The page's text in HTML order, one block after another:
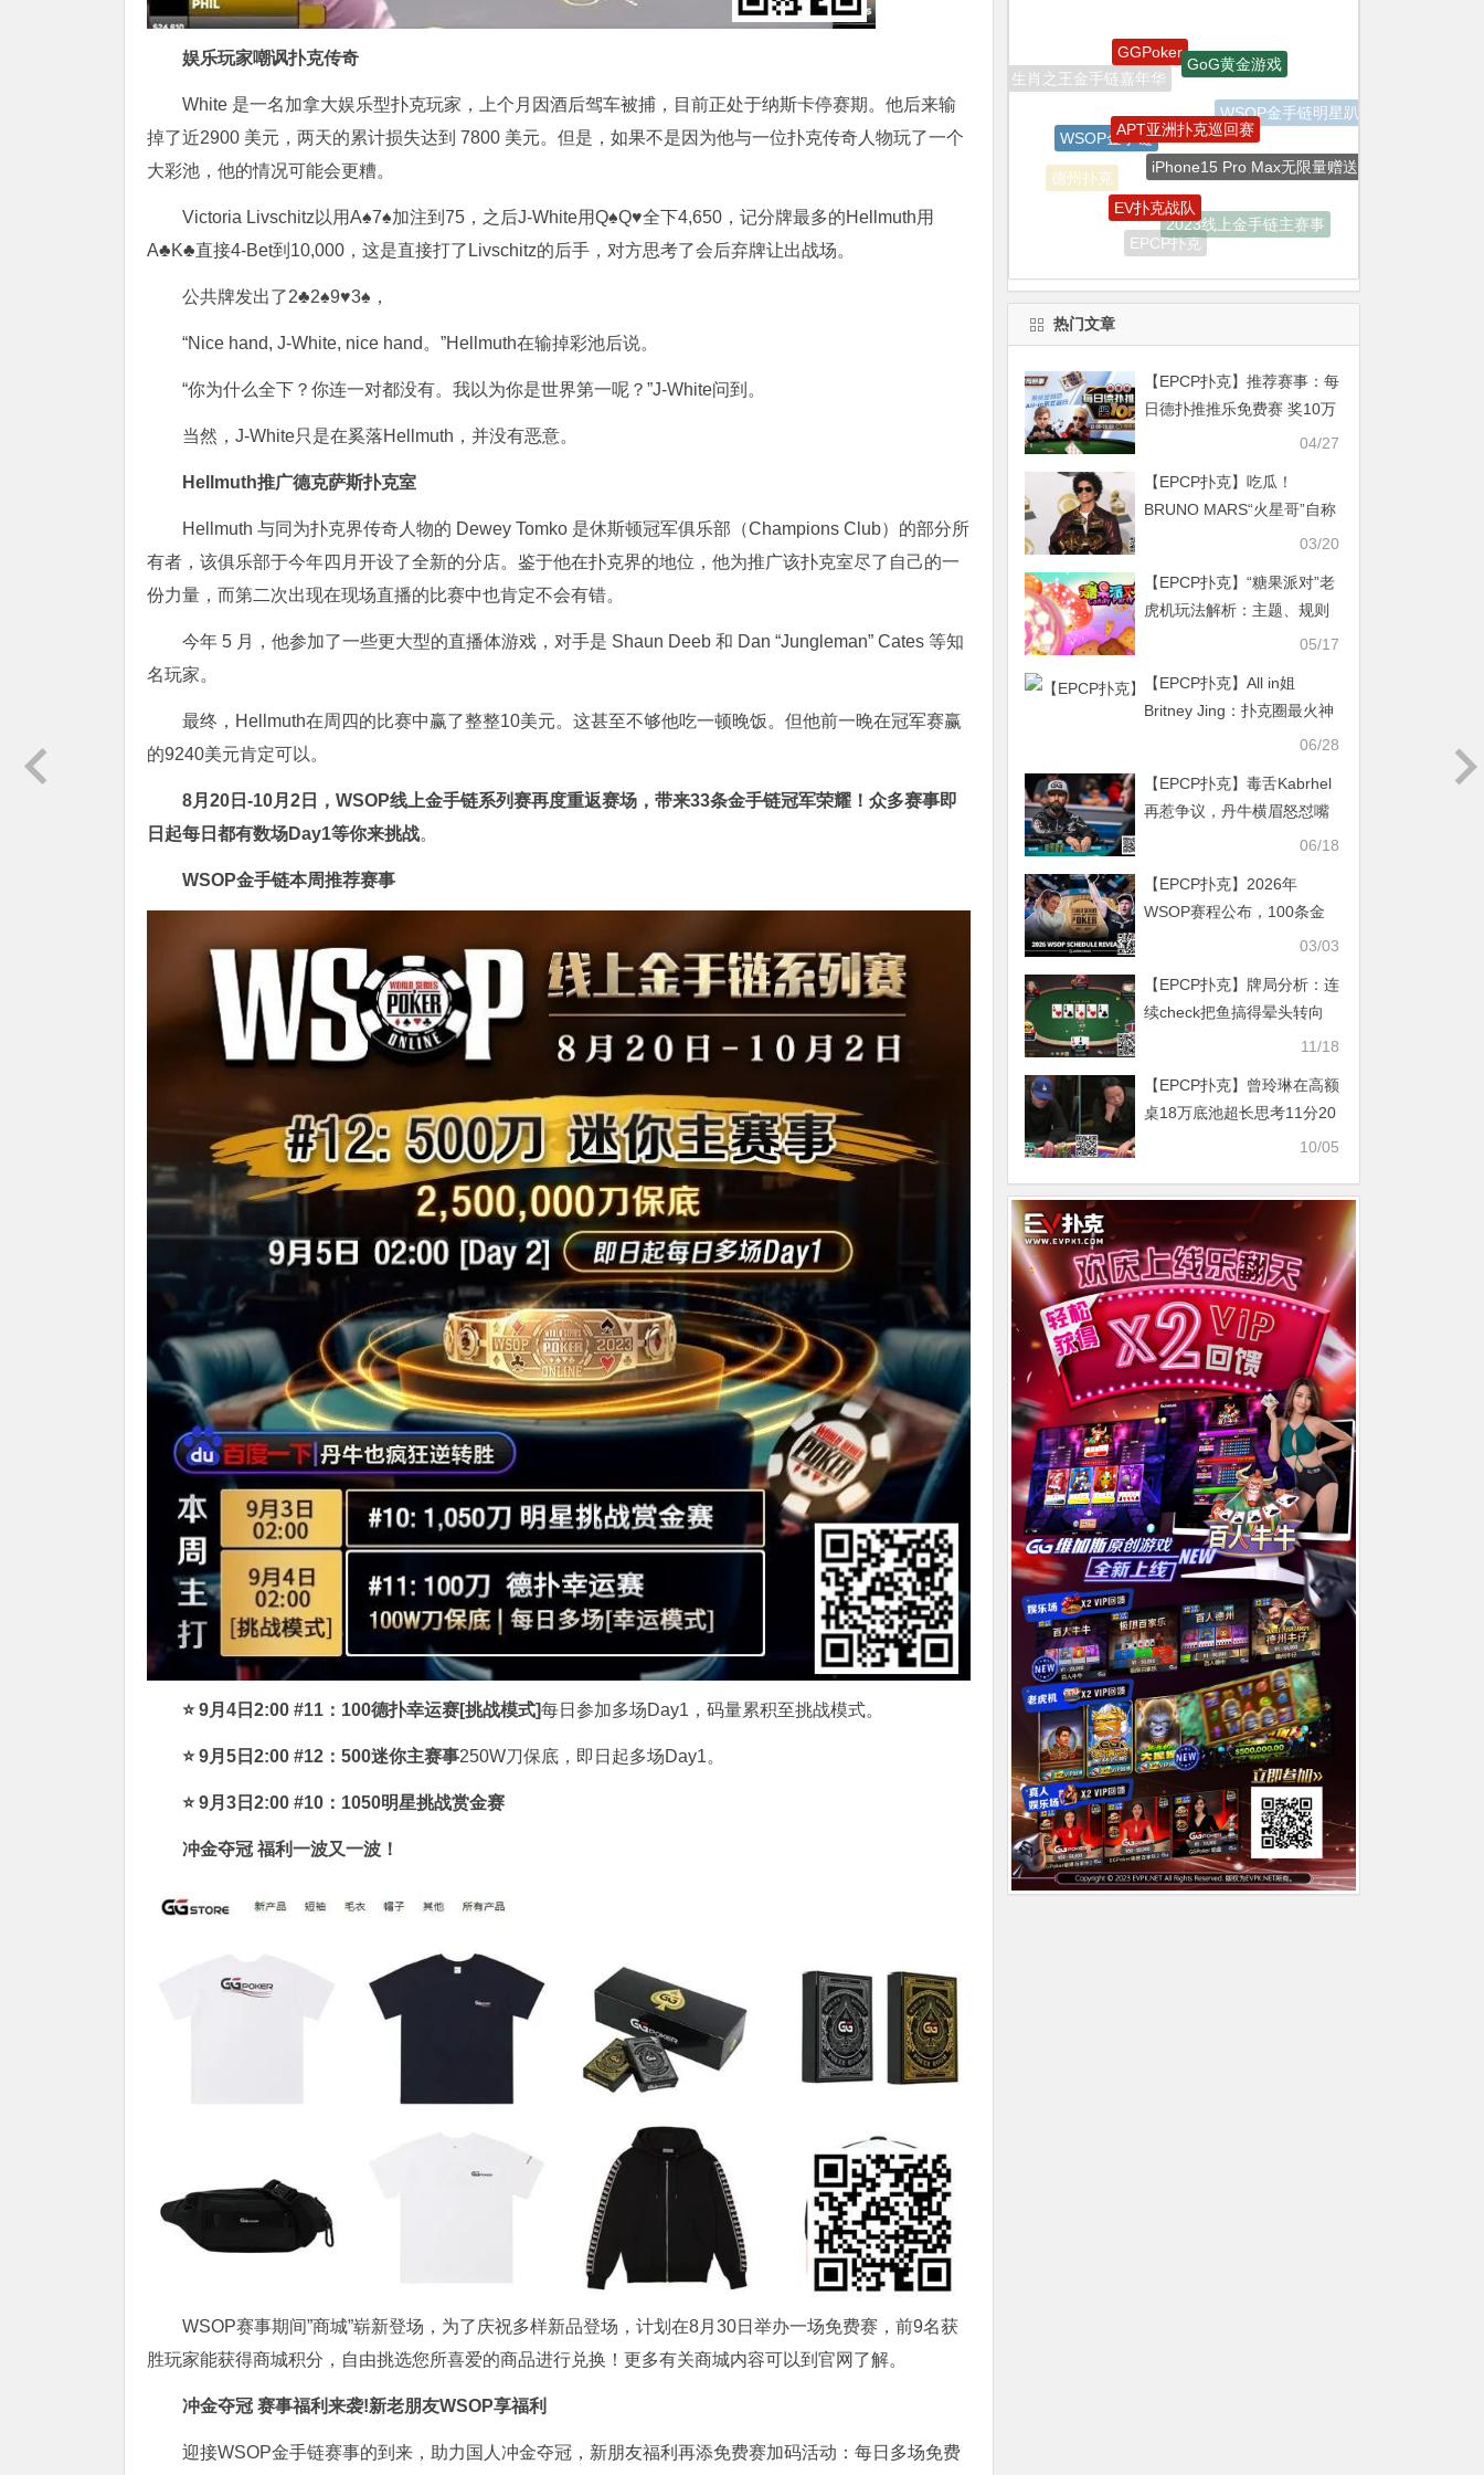
娱乐玩家嘲讽扑克传奇
White 是一名加拿大娱乐型扑克玩家，上个月因酒后驾车被捕，目前正处于纳斯卡停赛期。他后来输
掉了近2900 美元，两天的累计损失达到 7800 美元。但是，如果不是因为他与一位扑克传奇人物玩了一个
大彩池，他的情况可能会更糟。
Victoria Livschitz以用A♠7♠加注到75，之后J-White用Q♠Q♥全下4,650，记分牌最多的Hellmuth用
A♣K♣直接4-Bet到10,000，这是直接打了Livschitz的后手，对方思考了会后弃牌让出战场。
公共牌发出了2♣2♠9♥3♠，
“Nice hand, J-White, nice hand。”Hellmuth在输掉彩池后说。
“你为什么全下？你连一对都没有。我以为你是世界第一呢？”J-White问到。
当然，J-White只是在奚落Hellmuth，并没有恶意。
Hellmuth推广德克萨斯扑克室
Hellmuth 与同为扑克界传奇人物的 Dewey Tomko 是休斯顿冠军俱乐部（Champions Club）的部分所
有者，该俱乐部于今年四月开设了全新的分店。鉴于他在扑克界的地位，他为推广该扑克室尽了自己的一
份力量，而第二次出现在现场直播的比赛中也肯定不会有错。
今年 5 月，他参加了一些更大型的直播体游戏，对手是 Shaun Deeb 和 Dan “Jungleman” Cates 等知
名玩家。
最终，Hellmuth在周四的比赛中赢了整整10美元。这甚至不够他吃一顿晚饭。但他前一晚在冠军赛赢
的9240美元肯定可以。
8月20日-10月2日， WSOP线上金手链系列赛再度重返赛场 ，带来33条金手链冠军荣耀！众多赛事即
日起每日都有数场Day1等你来挑战。
WSOP金手链本周推荐赛事
⭐ 9月4日2:00 #11：100德扑幸运赛[挑战模式]每日参加多场Day1，码量累积至挑战模式。
⭐ 9月5日2:00 #12：500迷你主赛事250W刀保底，即日起多场Day1。
⭐9月3日2:00 #10 ：1050明星挑战赏金赛
冲金夺冠 福利一波又一波！
WSOP赛事期间”商城”崭新登场，为了庆祝多样新品登场，计划在8月30日举办一场免费赛，前9名获
胜玩家能获得商城积分，自由挑选您所喜爱的商品进行兑换！更多有关商城内容可以到官网了解。
冲金夺冠 赛事福利来袭!新老朋友WSOP享福利
迎接WSOP金手链赛事的到来，助力国人冲金夺冠，新朋友福利再添免费赛加码活动：每日多场免费
双旦嘉年华
WSOP
WSOP金手链
APT亚洲扑克巡回赛
iPhone15 Pro Max无限量赠送
2023线上金手链主赛事
EPCP扑克
EV扑克战队
热门文章
【EPCP扑克】推荐赛事：每
日德扑推推乐免费赛 奖10万
04/27
【EPCP扑克】吃瓜！
BRUNO MARS“火星哥”自称
是前职业扑克玩家–—有爆料
刀的巨额债务
03/20
【EPCP扑克】“糖果派对”老
虎机玩法解析：主题、规则
05/17
【EPCP扑克】All in姐
Britney Jing：扑克圈最火神
秘女玩家！2026身价、生涯
06/28
【EPCP扑克】毒舌Kabrhel
再惹争议，丹牛横眉怒怼嘴
06/18
【EPCP扑克】2026年
WSOP赛程公布，100条金
手链开启你的逐梦之旅！03/03
【EPCP扑克】牌局分析：连
续check把鱼搞得晕头转向
11/18
【EPCP扑克】曾玲琳在高额
桌18万底池超长思考11分20
10/05